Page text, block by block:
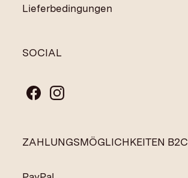
Lieferbedingungen
SOCIAL
ZAHLUNGSMÖGLICHKEITEN B2C